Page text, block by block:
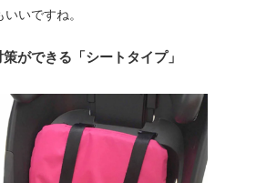
いですね。
ができる「シートタイプ」